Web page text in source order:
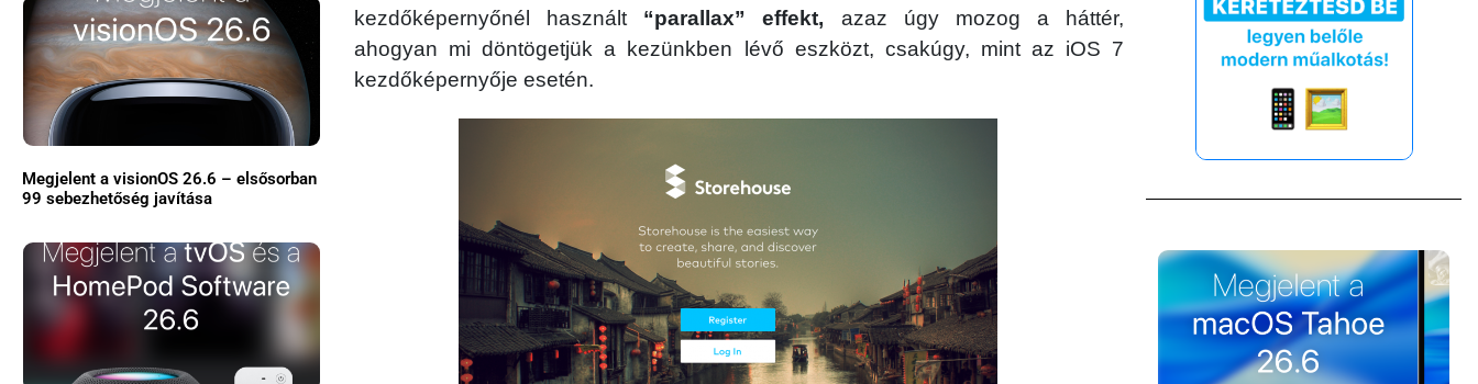
Megjelent a visionOS 26.6 – elsősorban
99 sebezhetőség javítása
kezdőképernyőnél használt “parallax” effekt, azaz úgy mozog a háttér,
ahogyan mi döntögetjük a kezünkben lévő eszközt, csakúgy, mint az iOS 7
kezdőképernyője esetén.